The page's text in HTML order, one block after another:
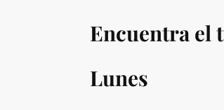
Encuentra el
Lunes